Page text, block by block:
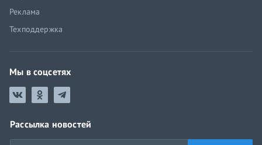
Реклама
Техподдержка
Мы в соцсетях
Рассылка новостей